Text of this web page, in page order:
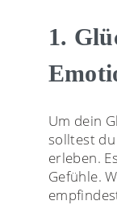
1.
Um dein
solltest
erleben.
Gefühle.